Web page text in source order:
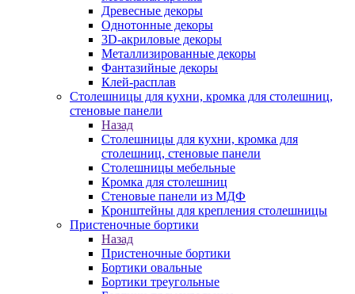
Древесные декоры
Однотонные декоры
3D-акриловые декоры
Металлизированные декоры
Фантазийные декоры
Клей-расплав
Столешницы для кухни, кромка для столешниц,
стеновые панели
Назад
Столешницы для кухни, кромка для
столешниц, стеновые панели
Столешницы мебельные
Кромка для столешниц
Стеновые панели из МДФ
Кронштейны для крепления столешницы
Пристеночные бортики
Назад
Пристеночные бортики
Бортики овальные
Бортики треугольные